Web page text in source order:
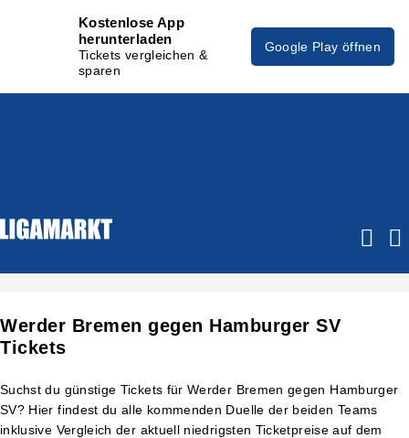
Kostenlose App
herunterladen
Tickets vergleichen &
sparen
Google Play öffnen
Werder Bremen gegen Hamburger SV
Tickets
Suchst du günstige Tickets für Werder Bremen gegen Hamburger
SV? Hier findest du alle kommenden Duelle der beiden Teams
inklusive Vergleich der aktuell niedrigsten Ticketpreise auf dem